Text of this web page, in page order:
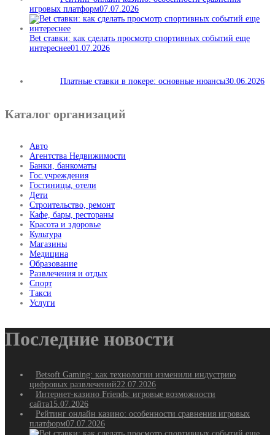
игровых платформ07.07.2026
Bet ставки: как сделать просмотр спортивных событий еще
интереснее01.07.2026
Платные ставки в покере: основные нюансы30.06.2026
Каталог организаций
Авто
Агентства Недвижимости
Банки, банкоматы
Гос.учреждения
Гостиницы, отели
Дети
Строительство, ремонт
Кафе, бары, рестораны
Красота и здоровье
Культура
Магазины
Медицина
Образование
Развлечения и отдых
Спорт
Такси
Услуги
Последние новости
Betsoft Gaming: как технологии изменили индустрию
цифровых развлечений22.07.2026
Интернет-казино Friends: игровые возможности
сайта15.07.2026
Рейтинг онлайн казино: особенности сравнения игровых
платформ07.07.2026